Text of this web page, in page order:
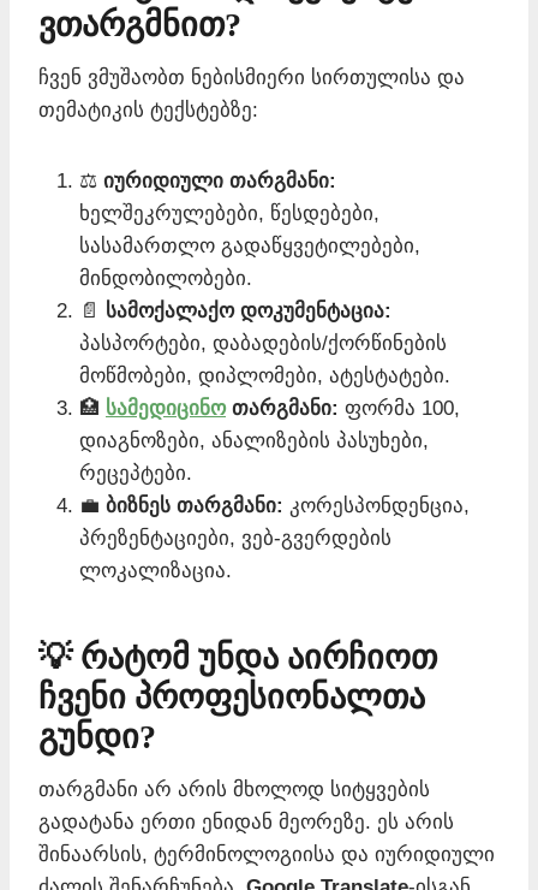
ვთარგმნით?
ჩვენ ვმუშაობთ ნებისმიერი სირთულისა და
თემატიკის ტექსტებზე:
⚖️ იურიდიული თარგმანი:
ხელშეკრულებები, წესდებები,
სასამართლო გადაწყვეტილებები,
მინდობილობები.
📄 სამოქალაქო დოკუმენტაცია:
პასპორტები, დაბადების/ქორწინების
მოწმობები, დიპლომები, ატესტატები.
🏥 სამედიცინოთარგმანი: ფორმა 100,
დიაგნოზები, ანალიზების პასუხები,
რეცეპტები.
💼 ბიზნეს თარგმანი: კორესპონდენცია,
პრეზენტაციები, ვებ-გვერდების
ლოკალიზაცია.
💡 რატომ უნდა აირჩიოთ
ჩვენი პროფესიონალთა
გუნდი?
თარგმანი არ არის მხოლოდ სიტყვების
გადატანა ერთი ენიდან მეორეზე. ეს არის
შინაარსის, ტერმინოლოგიისა და იურიდიული